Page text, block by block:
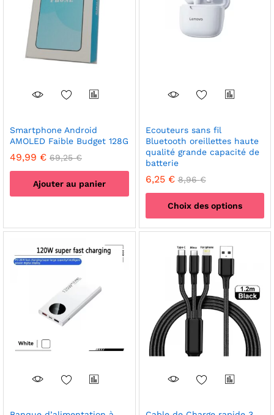
produit
Smartphone Android
AMOLED Faible Budget 128G
49,99 € 69,25€
Ajouter au panier
Ecouteurs sans fil
Bluetooth oreillettes haute
qualité grande capacité de
batterie
6,25 € 8,96€
Choix des options
variations.
options
peuvent
être
choisies
sur
produit